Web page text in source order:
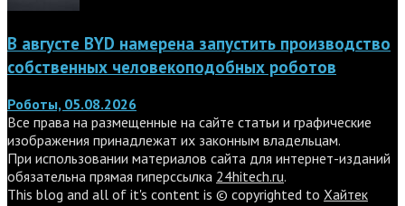
В августе BYD намерена запустить производство
собственных человекоподобных роботов
Роботы, 05.08.2026
Все права на размещенные на сайте статьи и графические
изображения принадлежат их законным владельцам.
При использовании материалов сайта для интернет-изданий
обязательна прямая гиперссылка 24hitech.ru.
This blog and all of it's content is © copyrighted to Хайтек